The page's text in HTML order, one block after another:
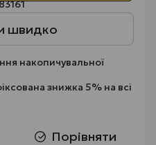
швидко
накопичувальної
знижка 5% на всі
Порівняти